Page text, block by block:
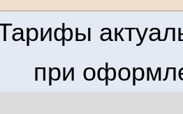
при